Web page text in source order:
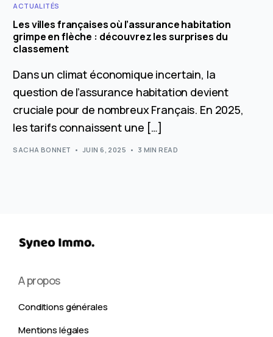
ACTUALITÉS
Les villes françaises où l’assurance habitation
grimpe en flèche : découvrez les surprises du
classement
Dans un climat économique incertain, la
question de l’assurance habitation devient
cruciale pour de nombreux Français. En 2025,
les tarifs connaissent une […]
SACHA BONNET JUIN 6, 2025 3 MIN READ
A propos
Conditions générales
Mentions légales